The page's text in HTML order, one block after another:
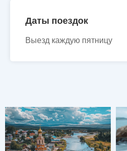
Даты поездок
Выезд каждую пятницу